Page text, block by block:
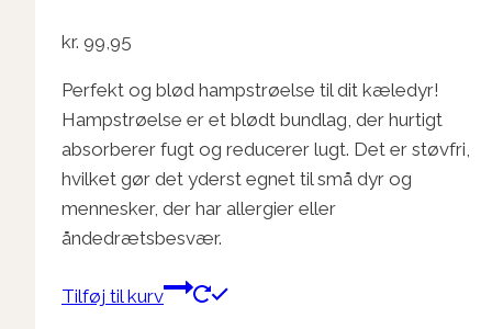
kr. 99,95
Perfekt og blød hampstrøelse til dit kæledyr!
Hampstrøelse er et blødt bundlag, der hurtigt
absorberer fugt og reducerer lugt. Det er støvfri,
hvilket gør det yderst egnet til små dyr og
mennesker, der har allergier eller
åndedrætsbesvær.
Tilføj til kurv